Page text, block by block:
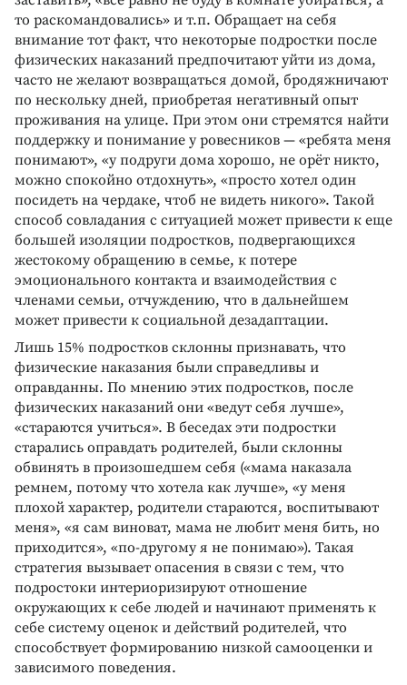
то раскомандовались» и т.п. Обращает на себя
внимание тот факт, что некоторые подростки после
физических наказаний предпочитают уйти из дома,
часто не желают возвращаться домой, бродяжничают
по нескольку дней, приобретая негативный опыт
проживания на улице. При этом они стремятся найти
поддержку и понимание у ровесников — «ребята меня
понимают», «у подруги дома хорошо, не орёт никто,
можно спокойно отдохнуть», «просто хотел один
посидеть на чердаке, чтоб не видеть никого». Такой
способ совладания с ситуацией может привести к еще
большей изоляции подростков, подвергающихся
жестокому обращению в семье, к потере
эмоционального контакта и взаимодействия с
членами семьи, отчуждению, что в дальнейшем
может привести к социальной дезадаптации.
Лишь 15% подростков склонны признавать, что
физические наказания были справедливы и
оправданны. По мнению этих подростков, после
физических наказаний они «ведут себя лучше»,
«стараются учиться». В беседах эти подростки
старались оправдать родителей, были склонны
обвинять в произошедшем себя («мама наказала
ремнем, потому что хотела как лучше», «у меня
плохой характер, родители стараются, воспитывают
меня», «я сам виноват, мама не любит меня бить, но
приходится», «по-другому я не понимаю»). Такая
стратегия вызывает опасения в связи с тем, что
подростоки интериоризируют отношение
окружающих к себе людей и начинают применять к
себе систему оценок и действий родителей, что
способствует формированию низкой самооценки и
зависимого поведения.